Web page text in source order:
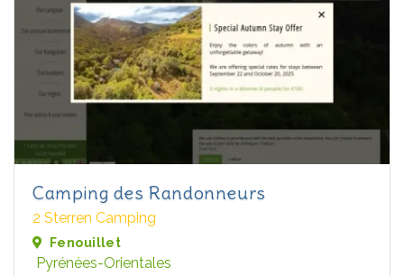
Camping des Randonneurs
2 Sterren Camping
Fenouillet
Pyrénées-Orientales